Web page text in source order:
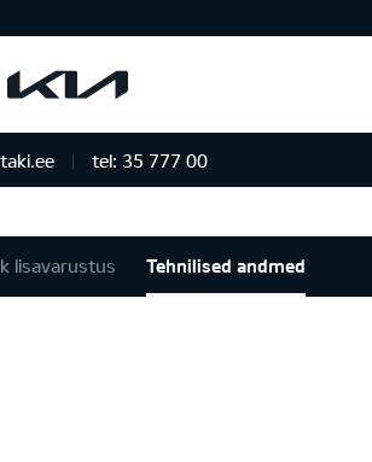
tel: 35 777 00
lisavarustus Tehnilised andmed